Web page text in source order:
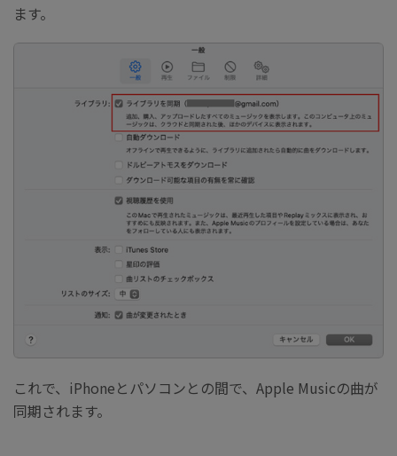
ます。
これで、iPhoneとパソコンとの間で、Apple Musicの曲が
同期されます。